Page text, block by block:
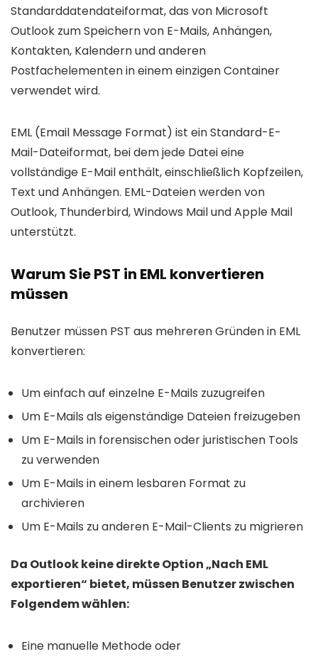
Standarddatendateiformat, das von Microsoft
Outlook zum Speichern von E-Mails, Anhängen,
Kontakten, Kalendern und anderen
Postfachelementen in einem einzigen Container
verwendet wird.
EML (Email Message Format) ist ein Standard-E-
Mail-Dateiformat, bei dem jede Datei eine
vollständige E-Mail enthält, einschließlich Kopfzeilen,
Text und Anhängen. EML-Dateien werden von
Outlook, Thunderbird, Windows Mail und Apple Mail
unterstützt.
Warum Sie PST in EML konvertieren
müssen
Benutzer müssen PST aus mehreren Gründen in EML
konvertieren:
Um einfach auf einzelne E-Mails zuzugreifen
Um E-Mails als eigenständige Dateien freizugeben
Um E-Mails in forensischen oder juristischen Tools
zu verwenden
Um E-Mails in einem lesbaren Format zu
archivieren
Um E-Mails zu anderen E-Mail-Clients zu migrieren
Da Outlook keine direkte Option „Nach EML
exportieren“ bietet, müssen Benutzer zwischen
Folgendem wählen:
Eine manuelle Methode oder